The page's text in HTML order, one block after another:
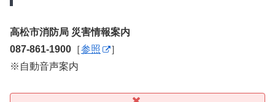
高松市消防局 災害情報案内
087-861-1900 ［参照
］
※自動音声案内